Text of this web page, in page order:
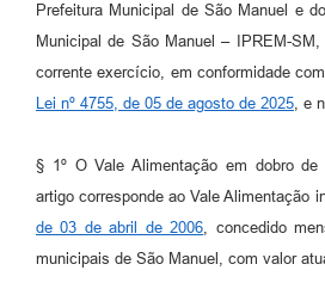
Prefeitura Municipal de São Manuel e
Municipal de São Manuel – IPREM-
corrente exercício, em conformidade
Lei nº 4755, de 05 de agosto de 2025, e
§ 1º O Vale Alimentação em dobro
artigo corresponde ao Vale Alimentação
de 03 de abril de 2006, concedido
municipais de São Manuel, com valor